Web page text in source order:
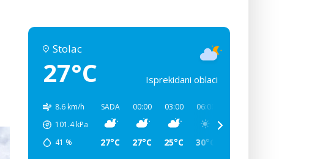
Stolac
27°C Isprekidani oblaci
8.6 km/h
101.4kPa
41 %
SADA
27°C
00:00
27°C
03:00
25°C
06:00
30°C